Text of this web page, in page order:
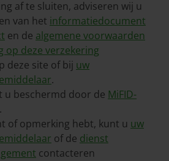
af te sluiten, adviseren wij u
van het informatiedocument
en de algemene voorwaarden
op deze verzekering
deze site of bij uw
.
u beschermd door de MiFID-
.
of opmerking hebt, kunt u uw
of de dienst
contacteren